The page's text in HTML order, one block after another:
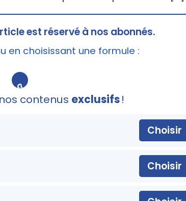
est réservé à nos abonnés.
en choisissant une formule :
🔒
contenus exclusifs!
Choisir
Choisir